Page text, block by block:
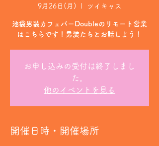
9月26日(月) ツイキャス
池袋男装カフェバーDoubleのリモート営業
はこちらです！男装たちとお話しよう！
お申し込みの受付は終了しまし
た。
他のイベントを見る
開催日時・開催場所